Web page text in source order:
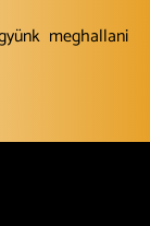
meghallani